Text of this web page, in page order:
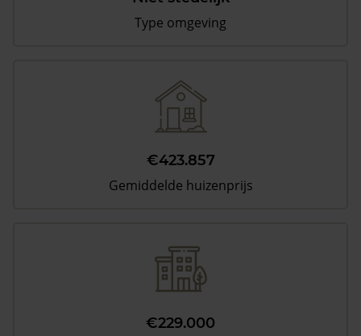
Type omgeving
€423.857
Gemiddelde huizenprijs
€229.000